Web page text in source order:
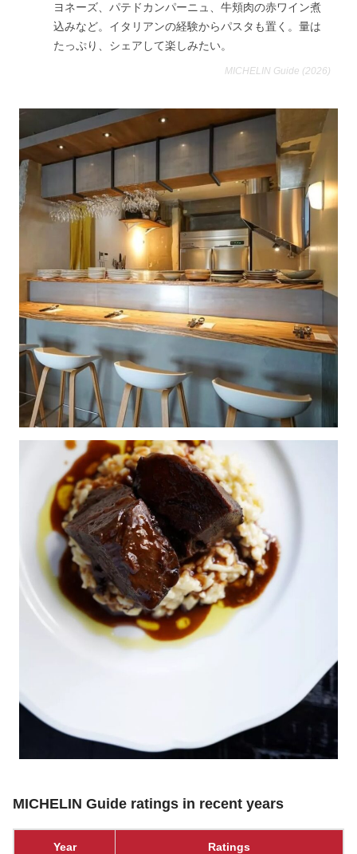
ヨネーズ、パテドカンパーニュ、牛頬肉の赤ワイン煮
込みなど。イタリアンの経験からパスタも置く。量は
たっぷり、シェアして楽しみたい。
MICHELIN Guide (2026)
MICHELIN Guide ratings in recent years
Year Ratings